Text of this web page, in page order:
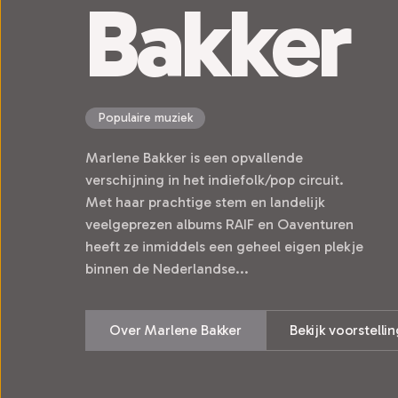
Bakker
Populaire muziek
Marlene Bakker is een opvallende
verschijning in het indiefolk/pop circuit.
Met haar prachtige stem en landelijk
veelgeprezen albums RAIF en Oaventuren
heeft ze inmiddels een geheel eigen plekje
binnen de Nederlandse...
Over Marlene Bakker Bekijk